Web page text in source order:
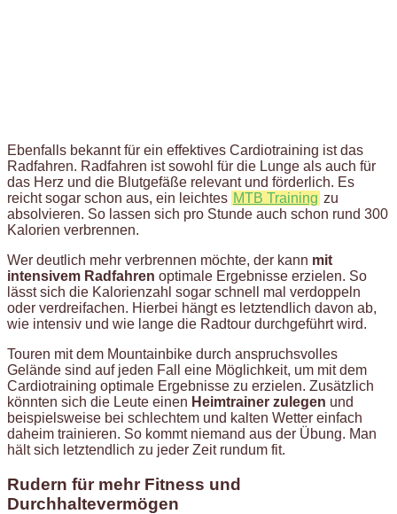
Ebenfalls bekannt für ein effektives Cardiotraining ist das
Radfahren. Radfahren ist sowohl für die Lunge als auch für
das Herz und die Blutgefäße relevant und förderlich. Es
reicht sogar schon aus, ein leichtes MTB Training zu
absolvieren. So lassen sich pro Stunde auch schon rund 300
Kalorien verbrennen.
Wer deutlich mehr verbrennen möchte, der kann mit
intensivem Radfahren optimale Ergebnisse erzielen. So
lässt sich die Kalorienzahl sogar schnell mal verdoppeln
oder verdreifachen. Hierbei hängt es letztendlich davon ab,
wie intensiv und wie lange die Radtour durchgeführt wird.
Touren mit dem Mountainbike durch anspruchsvolles
Gelände sind auf jeden Fall eine Möglichkeit, um mit dem
Cardiotraining optimale Ergebnisse zu erzielen. Zusätzlich
könnten sich die Leute einen Heimtrainer zulegen und
beispielsweise bei schlechtem und kalten Wetter einfach
daheim trainieren. So kommt niemand aus der Übung. Man
hält sich letztendlich zu jeder Zeit rundum fit.
Rudern für mehr Fitness und
Durchhaltevermögen